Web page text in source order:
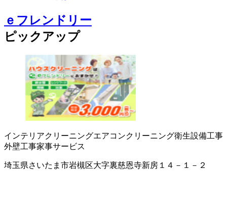
ｅフレンドリー
ピックアップ
インテリアクリーニングエアコンクリーニング衛生設備工事
外壁工事家事サービス
埼玉県さいたま市岩槻区大字裏慈恩寺新房１４－１－２